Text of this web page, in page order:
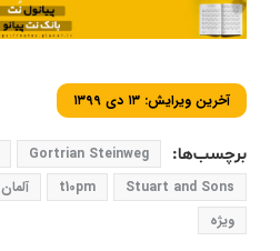
آخرین ویرایش: ۱۳ دی ۱۳۹۹
برچسب‌ها: Gortrian Steinweg
Stuart and Sons
t10pm آلمان
ویژه